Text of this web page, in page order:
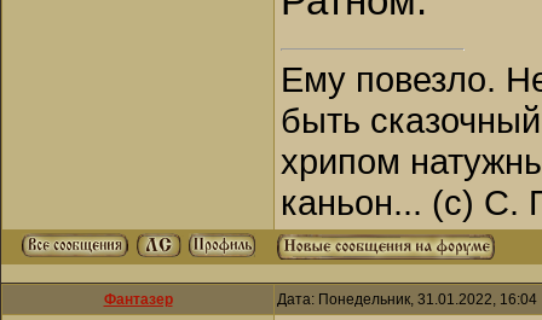
Ему повезло.
быть
хрипом
каньон... (с) С.
Фантазер Дата: Понедельник, 31.01.2022,